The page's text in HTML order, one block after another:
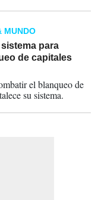
MUNDO
para
de capitales
el blanqueo de
su sistema.